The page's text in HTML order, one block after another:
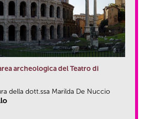
archeologica del Teatro di
della dott.ssa Marilda De Nuccio